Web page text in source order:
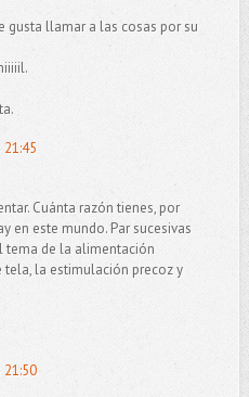
gusta llamar a las cosas por su
Cuánta razón tienes, por
en este mundo. Par sucesivas
tema de la alimentación
la estimulación precoz y